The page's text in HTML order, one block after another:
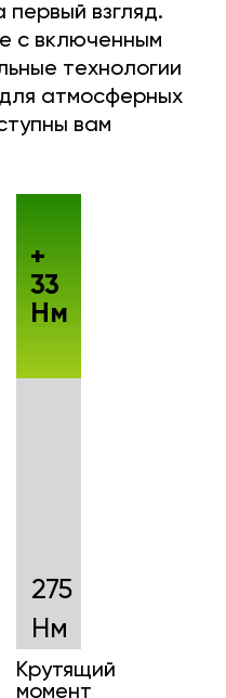
взгляд.
с включенным
технологии
атмосферных
вам
275
Нм
Крутящий
момент
+
33
Нм